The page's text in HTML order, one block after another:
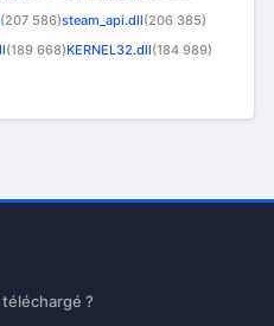
(207 586)steam_api.dll(206 385)
(189 668)KERNEL32.dll(184 989)
?